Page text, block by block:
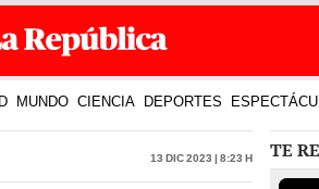
MUNDO CIENCIA DEPORTES
13 Dic 2023 | 8:23 h TE